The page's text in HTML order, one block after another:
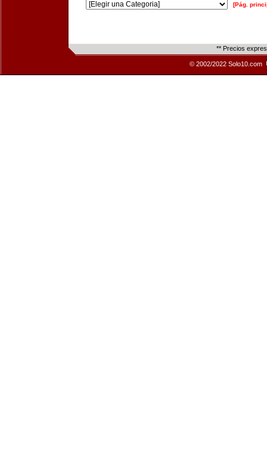
[Pág.
** Precios
© 2002/2022 Solo10.com